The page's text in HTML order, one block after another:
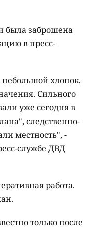
была заброшена
в пресс-
хлопок,
Сильного
уже сегодня в
следственно-
местность", -
службе ДВД
работа.
только после